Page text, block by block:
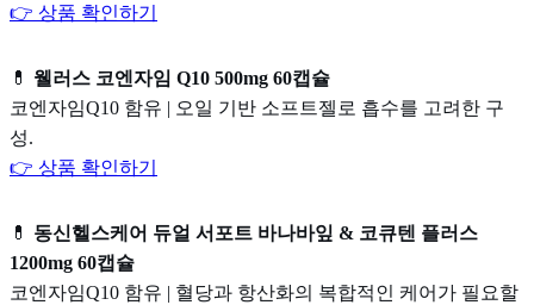
👉 상품 확인하기
💊 웰러스 코엔자임 Q10 500mg 60캡슐
코엔자임Q10 함유 | 오일 기반 소프트젤로 흡수를 고려한 구
성.
👉 상품 확인하기
💊 동신헬스케어 듀얼 서포트 바나바잎 & 코큐텐 플러스
1200mg 60캡슐
코엔자임Q10 함유 | 혈당과 항산화의 복합적인 케어가 필요할